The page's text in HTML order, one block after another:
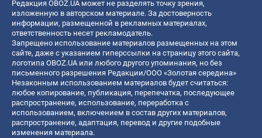
Редакция OBOZ.UA может не разделять точку зрения,
изложенную в авторском материале. За достоверность
информации, размещенной в рекламных материалах,
ответственность несет рекламодатель.
Запрещено использование материалов размещенных на этом
сайте, даже с указанием гиперссылки на страницу этого сайта,
логотипа OBOZ.UA или любого другого упоминания, но без
письменного разрешения Редакции/ООО «Золотая середина»
Незаконным использованием материалов будет считаться:
любое копирование, публикация, перепечатка, последующее
распространение, использование, переработка с
использованием, включением в состав других материалов,
распространение, адаптация, перевод и другие подобные
изменения материала.